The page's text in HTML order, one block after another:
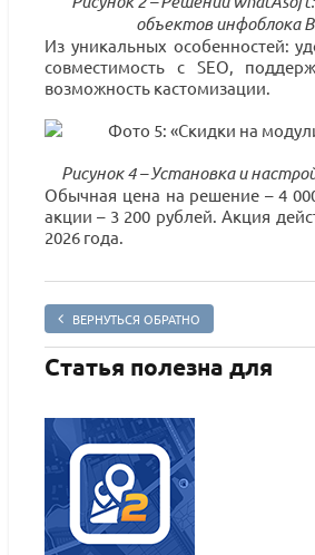
объектов инфоблока
Из уникальных особенностей:
совместимость с SEO,
возможность кастомизации.
Рисунок 4 – Установка и
Обычная цена на решение – 4
акции – 3 200 рублей. Акция
2026 года.
ВЕРНУТЬСЯ ОБРАТНО
Статья полезна для